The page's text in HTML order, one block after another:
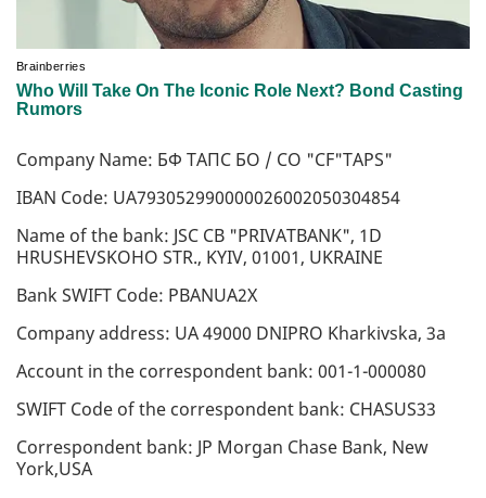
Company Name: БФ TAПC БО / CO "CF"TAPS"
IBAN Code: UA793052990000026002050304854
Name of the bank: JSC CB "PRIVATBANK", 1D
HRUSHEVSKOHO STR., KYIV, 01001, UKRAINE
Bank SWIFT Code: PBANUA2X
Company address: UA 49000 DNIPRO Kharkivska, 3a
Account in the correspondent bank: 001-1-000080
SWIFT Code of the correspondent bank: CHASUS33
Correspondent bank: JP Morgan Chase Bank, New
York,USA